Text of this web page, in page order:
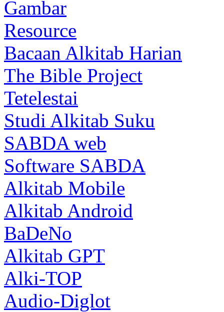
Gambar
Resource
Bacaan Alkitab Harian
The Bible Project
Tetelestai
Studi Alkitab Suku
SABDA web
Software SABDA
Alkitab Mobile
Alkitab Android
BaDeNo
Alkitab GPT
Alki-TOP
Audio-Diglot